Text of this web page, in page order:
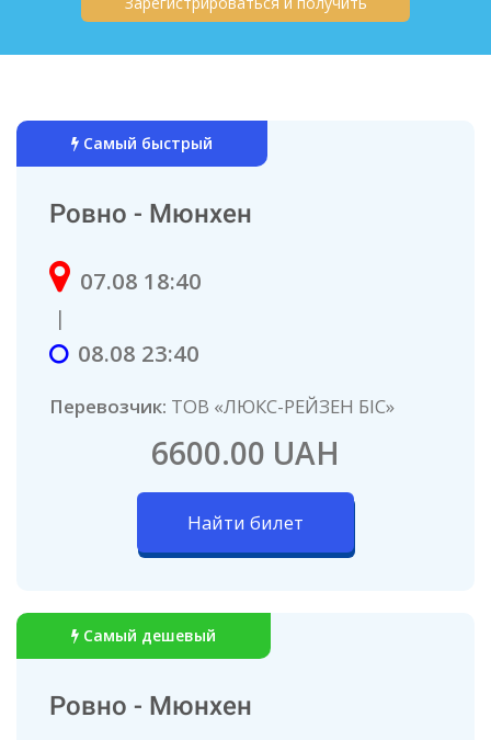
Самый быстрый
Ровно - Мюнхен
07.08 18:40
|
08.08 23:40
Перевозчик: ТОВ «ЛЮКС-РЕЙЗЕН БІС»
Найти билет
6600.00 UAH
Самый дешевый
Ровно - Мюнхен